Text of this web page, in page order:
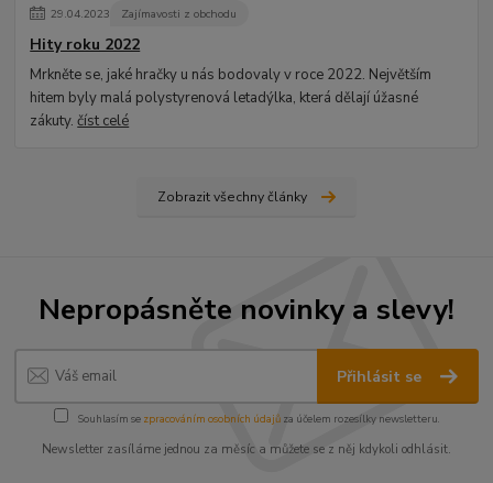
29.04.2023 Zajímavosti z obchodu
Hity roku 2022
Mrkněte se, jaké hračky u nás bodovaly v roce 2022. Největším
hitem byly malá polystyrenová letadýlka, která dělají úžasné
zákuty.číst celé
Zobrazit všechny články
Nepropásněte novinky a slevy!
Přihlásit se
Souhlasím se zpracováním osobních údajůza účelem rozesílky newsletteru.
Newsletter zasíláme jednou za měsíc a můžete se z něj kdykoli odhlásit.